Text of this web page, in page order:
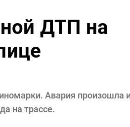
ДТП на
Авария произошла
на трассе.